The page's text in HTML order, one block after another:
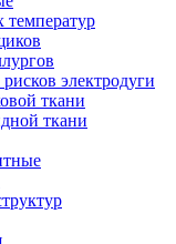
электродуги
ткани
ткани